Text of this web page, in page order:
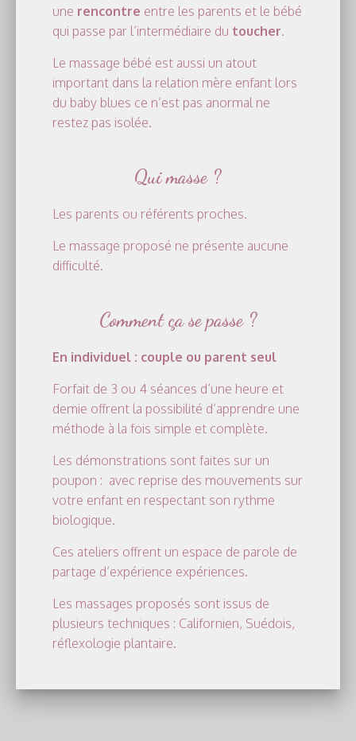
une rencontre entre les parents et le bébé
qui passe par l’intermédiaire du toucher.
Le massage bébé est aussi un atout
important dans la relation mère enfant lors
du baby blues ce n’est pas anormal ne
restez pas isolée.
Qui masse ?
Les parents ou référents proches.
Le massage proposé ne présente aucune
difficulté.
Comment ça se passe ?
En individuel : couple ou parent seul
Forfait de 3 ou 4 séances d’une heure et
demie offrent la possibilité d’apprendre une
méthode à la fois simple et complète.
Les démonstrations sont faites sur un
poupon : avec reprise des mouvements sur
votre enfant en respectant son rythme
biologique.
Ces ateliers offrent un espace de parole de
partage d’expérience expériences.
Les massages proposés sont issus de
plusieurs techniques : Californien, Suédois,
réflexologie plantaire.